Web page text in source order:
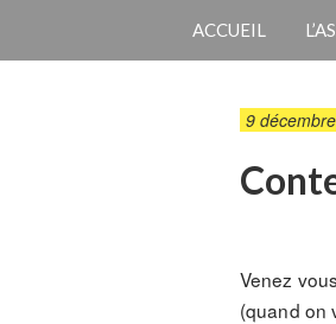
ACCUEIL
9
Venez
(quand on